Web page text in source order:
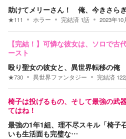
助けてメリーさん！ 俺、今きさらぎ
★111 ホラー 完結済 1話 2023年10
【完結！】可憐な彼女は、ソロで古
ースト
殴り聖女の彼女と、異世界転移の俺
★730 異世界ファンタジー 完結済 122
椅子は投げるもの、そして最強の武
てはね！
最強の1年1組、理不尽スキル「椅子
いも生活面も完璧な…